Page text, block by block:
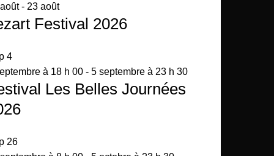
- 23 août
Festival 2026
4
à 18 h 00- 5 septembre à 23 h 30
Les Belles Journées
26